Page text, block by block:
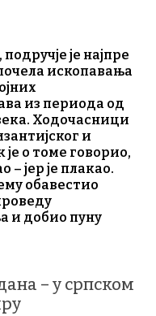
је најпре
ископавања
из периода од
Ходочасници
и
о томе говорио,
– јер је плакао.
обавестио
и добио пуну
– у српском